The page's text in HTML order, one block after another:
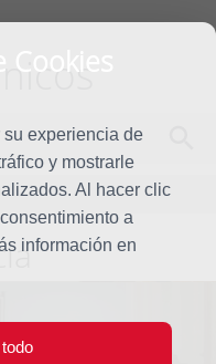
experiencia de
y mostrarle
Al hacer clic
a
información en